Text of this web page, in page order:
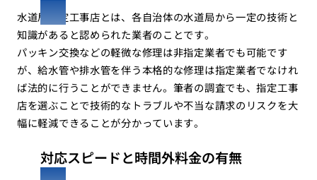
水道局指定工事店とは、各自治体の水道局から一定の技術と
知識があると認められた業者のことです。
パッキン交換などの軽微な修理は非指定業者でも可能です
が、給水管や排水管を伴う本格的な修理は指定業者でなけれ
ば法的に行うことができません。筆者の調査でも、指定工事
店を選ぶことで技術的なトラブルや不当な請求のリスクを大
幅に軽減できることが分かっています。
対応スピードと時間外料金の有無